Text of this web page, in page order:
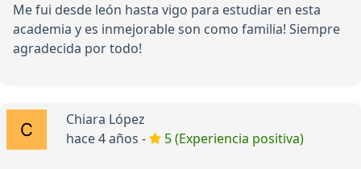
Me fui desde león hasta vigo para estudiar en esta
academia y es inmejorable son como familia! Siempre
agradecida por todo!
Chiara López
hace 4 años -
5 (Experiencia positiva)